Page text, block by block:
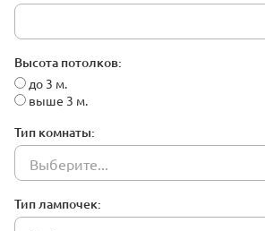
Высота потолков:
до 3 м.
выше 3 м.
Тип комнаты:
Тип лампочек: